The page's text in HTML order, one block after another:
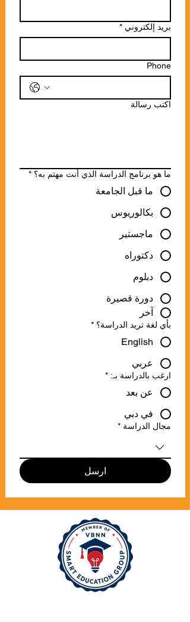
بريد إلكتروني *
Phone
اكتب رسالة
ما هو برنامج الدراسة الذي أنت مهتم به؟ *
ما قبل الجامعة
بكالوريوس
ماجستير
دكتوراه
دبلوم
دورة قصيرة
آخر
بأي لغة تريد الدراسة؟ *
English
عربي
ارغب بالدراسة بـ: *
عن بعد
في دبي
مجال الدراسة *
ارسل